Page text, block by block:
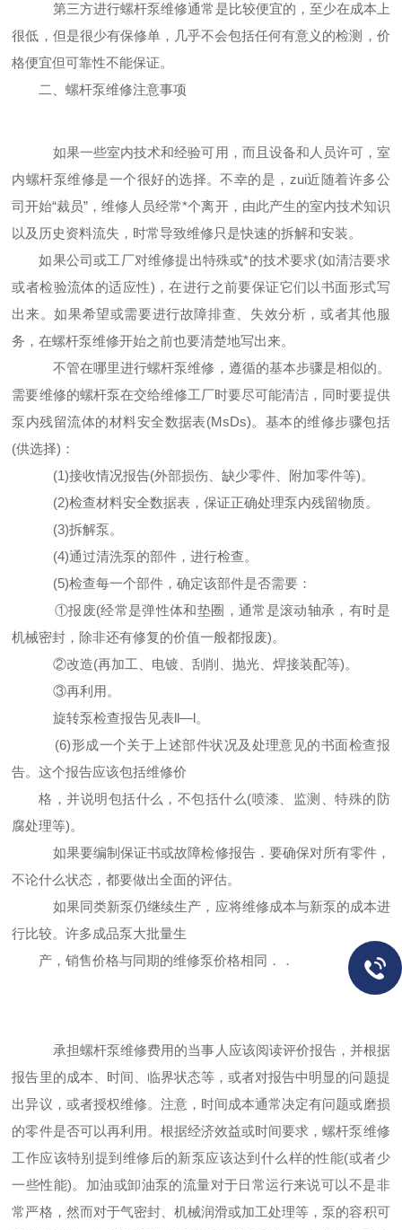
第三方进行螺杆泵维修通常是比较便宜的，至少在成本上
很低，但是很少有保修单，几乎不会包括任何有意义的检测，价
格便宜但可靠性不能保证。
二、螺杆泵维修注意事项
如果一些室内技术和经验可用，而且设备和人员许可，室
内螺杆泵维修是一个很好的选择。不幸的是，zui近随着许多公
司开始“裁员”，维修人员经常*个离开，由此产生的室内技术知识
以及历史资料流失，时常导致维修只是快速的拆解和安装。
如果公司或工厂对维修提出特殊或*的技术要求(如清洁要求
或者检验流体的适应性)，在进行之前要保证它们以书面形式写
出来。如果希望或需要进行故障排查、失效分析，或者其他服
务，在螺杆泵维修开始之前也要清楚地写出来。
不管在哪里进行螺杆泵维修，遵循的基本步骤是相似的。
需要维修的螺杆泵在交给维修工厂时要尽可能清洁，同时要提供
泵内残留流体的材料安全数据表(MsDs)。基本的维修步骤包括
(供选择)：
(1)接收情况报告(外部损伤、缺少零件、附加零件等)。
(2)检查材料安全数据表，保证正确处理泵内残留物质。
(3)拆解泵。
(4)通过清洗泵的部件，进行检查。
(5)检查每一个部件，确定该部件是否需要：
①报废(经常是弹性体和垫圈，通常是滚动轴承，有时是
机械密封，除非还有修复的价值一般都报废)。
②改造(再加工、电镀、刮削、抛光、焊接装配等)。
③再利用。
旋转泵检查报告见表ll—l。
(6)形成一个关于上述部件状况及处理意见的书面检查报
告。这个报告应该包括维修价
格，并说明包括什么，不包括什么(喷漆、监测、特殊的防
腐处理等)。
如果要编制保证书或故障检修报告．要确保对所有零件，
不论什么状态，都要做出全面的评估。
如果同类新泵仍继续生产，应将维修成本与新泵的成本进
行比较。许多成品泵大批量生
产，销售价格与同期的维修泵价格相同．．
承担螺杆泵维修费用的当事人应该阅读评价报告，并根据
报告里的成本、时间、临界状态等，或者对报告中明显的问题提
出异议，或者授权维修。注意，时间成本通常决定有问题或磨损
的零件是否可以再利用。根据经济效益或时间要求，螺杆泵维修
工作应该特别提到维修后的新泵应该达到 什么样的性能(或者少
一些性能)。加油或卸油泵的流量对于日常运行来说可以不是非
常严格，然而对于气密封、机械润滑或加工处理等，泵的容积可